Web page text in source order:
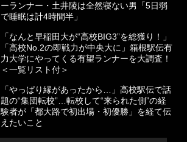
ーランナー・土井陵は全然寝ない男「5日弱
で睡眠は計4時間半」
「なんと早稲田大が“高校BIG3”を総獲り！」
「高校No.2の即戦力が中央大に」箱根駅伝有
力大学にやってくる有望ランナーを大調査！
＜一覧リスト付＞
「やっぱり縁があったから…」高校駅伝で話
題の“集団転校”…転校して“来られた側”の経
験者が「都大路で初出場・初優勝」を経て伝
えたいこと